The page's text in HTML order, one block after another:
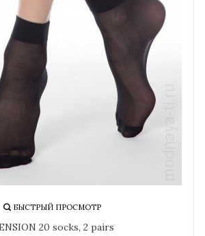
БЫСТРЫЙ ПРОСМОТР
20 socks, 2 pairs